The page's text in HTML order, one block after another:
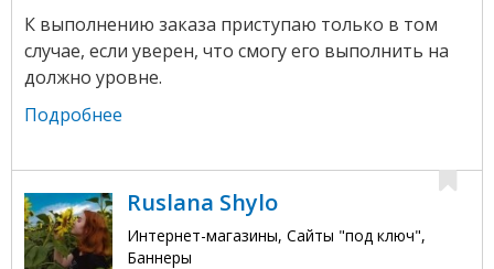
К выполнению заказа приступаю только в том
случае, если уверен, что смогу его выполнить на
должно уровне.
Подробнее
Ruslana Shylo
Интернет-магазины, Сайты "под ключ",
Баннеры